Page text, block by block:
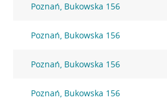
Poznań, Bukowska 156
Poznań, Bukowska 156
Poznań, Bukowska 156
Poznań, Bukowska 156